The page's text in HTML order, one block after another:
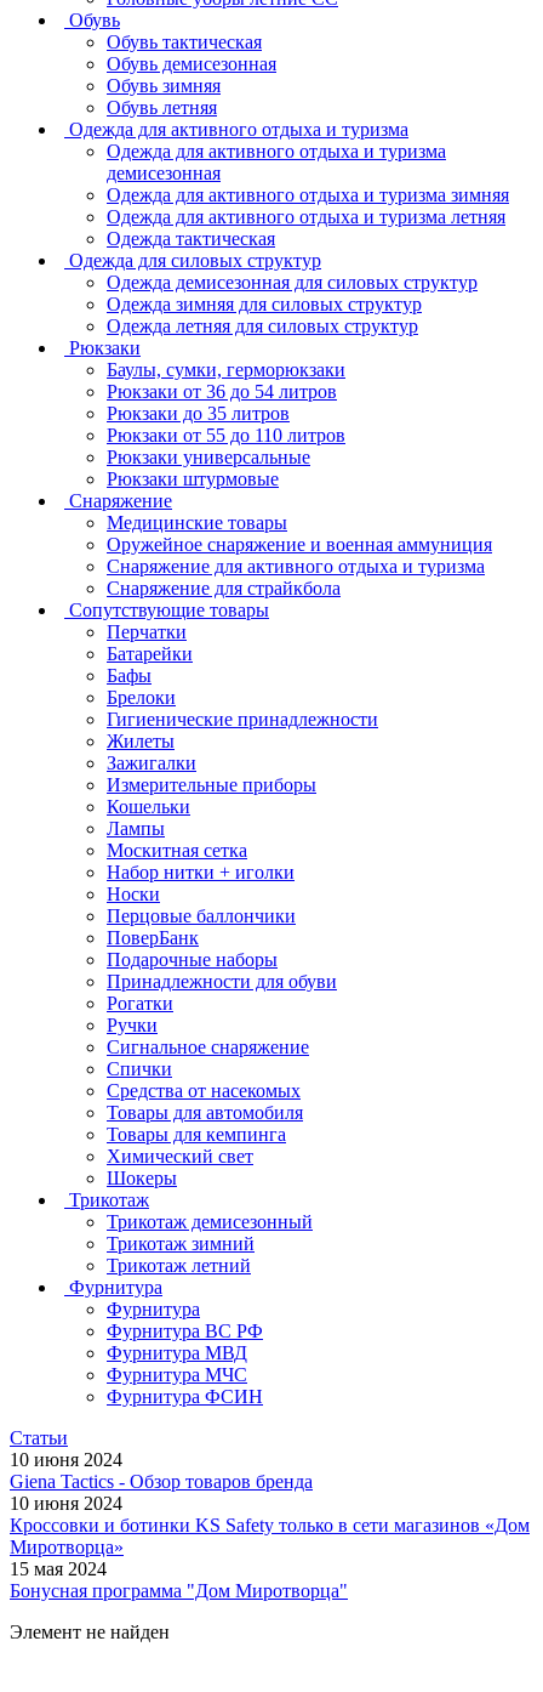
Обувь
Обувь тактическая
Обувь демисезонная
Обувь зимняя
Обувь летняя
Одежда для активного отдыха и туризма
Одежда для активного отдыха и туризма
демисезонная
Одежда для активного отдыха и туризма зимняя
Одежда для активного отдыха и туризма летняя
Одежда тактическая
Одежда для силовых структур
Одежда демисезонная для силовых структур
Одежда зимняя для силовых структур
Одежда летняя для силовых структур
Рюкзаки
Баулы, сумки, герморюкзаки
Рюкзаки от 36 до 54 литров
Рюкзаки до 35 литров
Рюкзаки от 55 до 110 литров
Рюкзаки универсальные
Рюкзаки штурмовые
Снаряжение
Медицинские товары
Оружейное снаряжение и военная аммуниция
Снаряжение для активного отдыха и туризма
Снаряжение для страйкбола
Сопутствующие товары
Перчатки
Батарейки
Бафы
Брелоки
Гигиенические принадлежности
Жилеты
Зажигалки
Измерительные приборы
Кошельки
Лампы
Москитная сетка
Набор нитки + иголки
Носки
Перцовые баллончики
ПоверБанк
Подарочные наборы
Принадлежности для обуви
Рогатки
Ручки
Сигнальное снаряжение
Спички
Средства от насекомых
Товары для автомобиля
Товары для кемпинга
Химический свет
Шокеры
Трикотаж
Трикотаж демисезонный
Трикотаж зимний
Трикотаж летний
Фурнитура
Фурнитура
Фурнитура ВС РФ
Фурнитура МВД
Фурнитура МЧС
Фурнитура ФСИН
Статьи
10 июня 2024
Giena Tactics - Обзор товаров бренда
10 июня 2024
Кроссовки и ботинки KS Safety только в сети магазинов «Дом
Миротворца»
15 мая 2024
Бонусная программа "Дом Миротворца"
Элемент не найден